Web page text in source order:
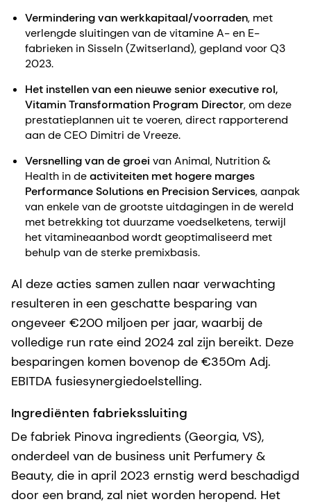
Vermindering van werkkapitaal/voorraden, met
verlengde sluitingen van de vitamine A- en E-
fabrieken in Sisseln (Zwitserland), gepland voor Q3
2023.
Het instellen van een nieuwe senior executive rol,
Vitamin Transformation Program Director, om deze
prestatieplannen uit te voeren, direct rapporterend
aan de CEO Dimitri de Vreeze.
Versnelling van de groei van Animal, Nutrition &
Health in deactiviteiten met hogere marges
Performance Solutions en Precision Services, aanpak
van enkele van de grootste uitdagingen in de wereld
met betrekking tot duurzame voedselketens, terwijl
het vitamineaanbod wordt geoptimaliseerd met
behulp van de sterke premixbasis.
Al deze acties samen zullen naar verwachting
resulteren in een geschatte besparing van
ongeveer €200 miljoen per jaar, waarbij de
volledige run rate eind 2024 zal zijn bereikt. Deze
besparingen komen bovenop de €350m Adj.
EBITDA fusiesynergiedoelstelling.
Ingrediënten fabriekssluiting
De fabriek Pinova ingredients (Georgia, VS),
onderdeel van de business unit Perfumery &
Beauty, die in april 2023 ernstig werd beschadigd
door een brand, zal niet worden heropend. Het